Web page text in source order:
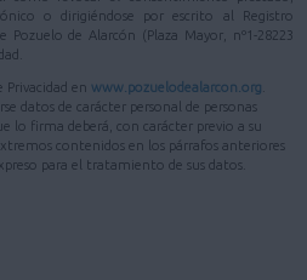
o dirigiéndose por escrito al Registro
de Alarcón (Plaza Mayor, nº1-28223
Privacidad en www.pozuelodealarcon.org
datos de carácter personal de personas
lo firma deberá, con carácter previo a su
contenidos en los párrafos anteriores
para el tratamiento de sus datos.